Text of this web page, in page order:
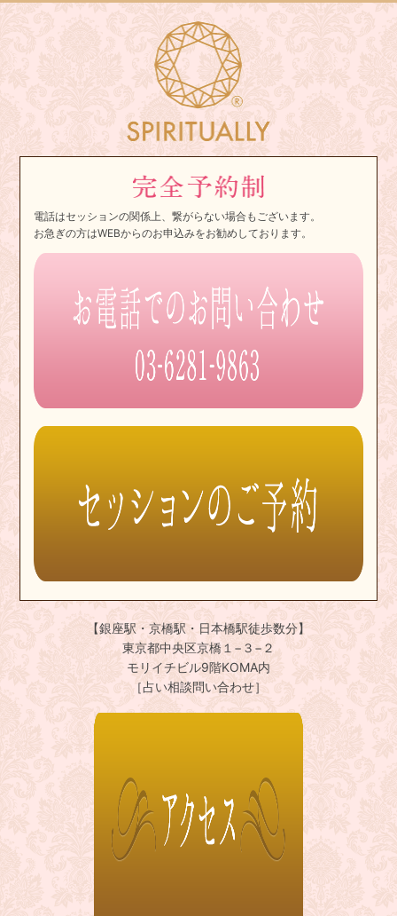
電話はセッションの関係上、繋がらない場合もございます。
お急ぎの方はWEBからのお申込みをお勧めしております。
【銀座駅・京橋駅・日本橋駅徒歩数分】
東京都中央区京橋１−３−２
モリイチビル9階KOMA内
［占い相談問い合わせ］